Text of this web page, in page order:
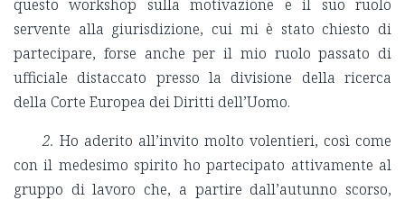
questo workshop sulla motivazione e il suo ruolo
servente alla giurisdizione, cui mi è stato chiesto di
partecipare, forse anche per il mio ruolo passato di
ufficiale distaccato presso la divisione della ricerca
della Corte Europea dei Diritti dell’Uomo.
2. Ho aderito all’invito molto volentieri, così come
con il medesimo spirito ho partecipato attivamente al
gruppo di lavoro che, a partire dall’autunno scorso,